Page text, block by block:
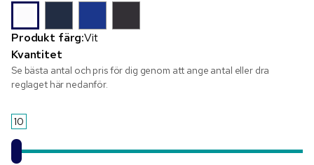
Produkt färg:Vit
Kvantitet
Se bästa antal och pris för dig genom att ange antal eller dra
reglaget här nedanför.
10